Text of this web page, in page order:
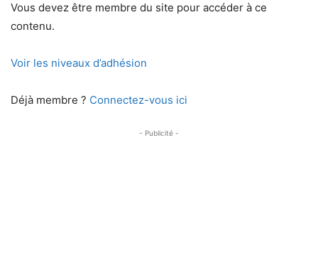
Vous devez être membre du site pour accéder à ce
contenu.
Voir les niveaux d’adhésion
Déjà membre ? Connectez-vous ici
- Publicité -